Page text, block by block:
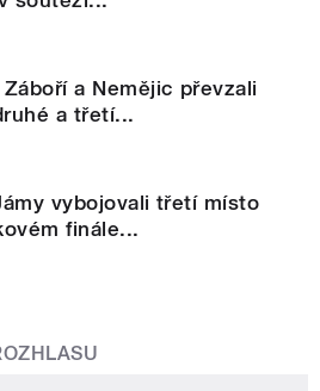
a Nemějic převzali
a třetí...
vybojovali třetí místo
finále...